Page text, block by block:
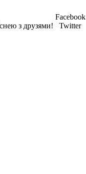
з друзями!
Facebook
Twitter